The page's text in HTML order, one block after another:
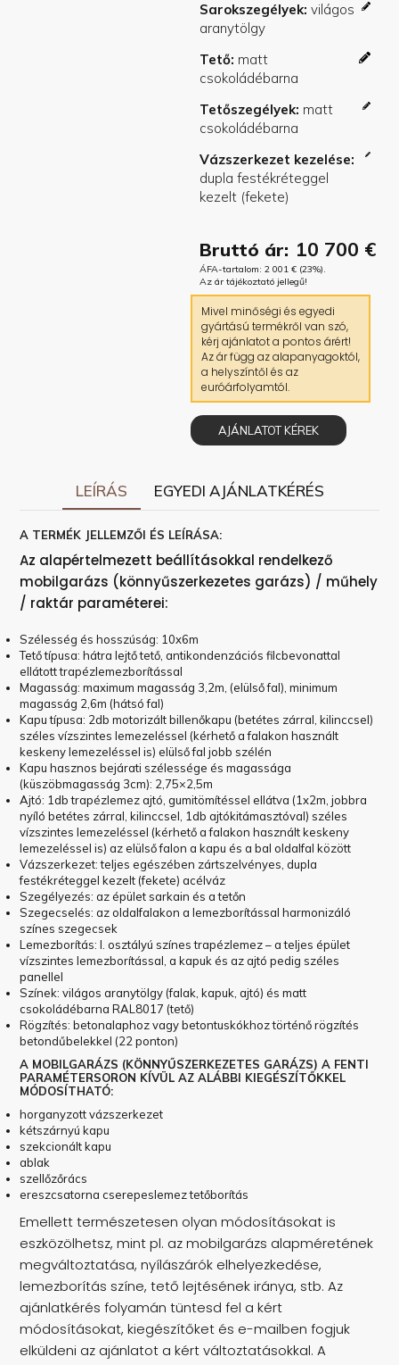
Sarokszegélyek
Tető
Tetőszegélyek
Vázszerkezet kezelése
Bruttó ár: 10 700 €
ÁFA-tartalom: 2 001 € (23%).
Az ár tájékoztató jellegű!
Mivel minőségi és egyedi
gyártású termékről van szó,
kérj ajánlatot a pontos árért!
Az ár függ az alapanyagoktól,
a helyszíntől és az
euróárfolyamtól.
AJÁNLATOT KÉREK
LEÍRÁS EGYEDI AJÁNLATKÉRÉS
A TERMÉK JELLEMZŐI ÉS LEÍRÁSA:
Az alapértelmezett beállításokkal rendelkező
mobilgarázs (könnyűszerkezetes garázs) / műhely
/ raktár paraméterei:
Szélesség és hosszúság: 10x6m
Tető típusa: hátra lejtő tető, antikondenzációs filcbevonattal
ellátott trapézlemezborítással
Magasság: maximum magasság 3,2m, (elülső fal), minimum
magasság 2,6m (hátsó fal)
Kapu típusa: 2db motorizált billenőkapu (betétes zárral, kilinccsel)
széles vízszintes lemezeléssel (kérhető a falakon használt
keskeny lemezeléssel is) elülső fal jobb szélén
Kapu hasznos bejárati szélessége és magassága
(küszöbmagasság 3cm): 2,75×2,5m
Ajtó: 1db trapézlemez ajtó, gumitömítéssel ellátva (1x2m, jobbra
nyíló betétes zárral, kilinccsel, 1db ajtókitámasztóval) széles
vízszintes lemezeléssel (kérhető a falakon használt keskeny
lemezeléssel is) az elülső falon a kapu és a bal oldalfal között
Vázszerkezet: teljes egészében zártszelvényes, dupla
festékréteggel kezelt (fekete) acélváz
Szegélyezés: az épület sarkain és a tetőn
Szegecselés: az oldalfalakon a lemezborítással harmonizáló
színes szegecsek
Lemezborítás: I. osztályú színes trapézlemez – a teljes épület
vízszintes lemezborítással, a kapuk és az ajtó pedig széles
panellel
Színek: világos aranytölgy (falak, kapuk, ajtó) és matt
csokoládébarna RAL8017 (tető)
Rögzítés: betonalaphoz vagy betontuskókhoz történő rögzítés
betondűbelekkel (22 ponton)
A MOBILGARÁZS (KÖNNYŰSZERKEZETES GARÁZS) A FENTI
PARAMÉTERSORON KÍVÜL AZ ALÁBBI KIEGÉSZÍTŐKKEL
MÓDOSÍTHATÓ:
horganyzott vázszerkezet
kétszárnyú kapu
szekcionált kapu
ablak
szellőzőrács
ereszcsatorna cserepeslemez tetőborítás
Emellett természetesen olyan módosításokat is
eszközölhetsz, mint pl. az mobilgarázs alapméretének
megváltoztatása, nyílászárók elhelyezkedése,
lemezborítás színe, tető lejtésének iránya, stb. Az
ajánlatkérés folyamán tüntesd fel a kért
módosításokat, kiegészítőket és e-mailben fogjuk
elküldeni az ajánlatot a kért változtatásokkal. A